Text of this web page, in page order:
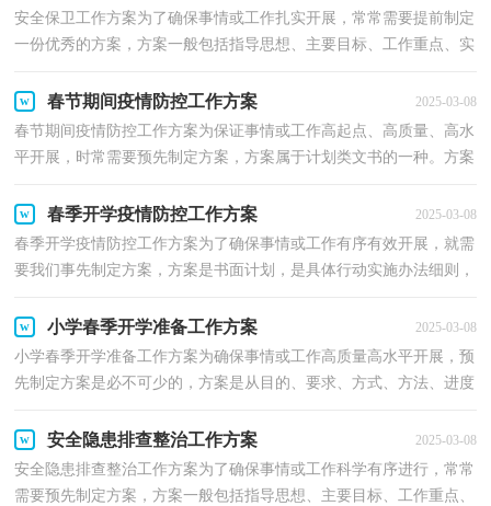
安全保卫工作方案为了确保事情或工作扎实开展，常常需要提前制定
一份优秀的方案，方案一般包括指导思想、主要目标、工作重点、实
春节期间疫情防控工作方案 2025-03-08
春节期间疫情防控工作方案为保证事情或工作高起点、高质量、高水
平开展，时常需要预先制定方案，方案属于计划类文书的一种。方案
春季开学疫情防控工作方案 2025-03-08
春季开学疫情防控工作方案为了确保事情或工作有序有效开展，就需
要我们事先制定方案，方案是书面计划，是具体行动实施办法细则，
小学春季开学准备工作方案 2025-03-08
小学春季开学准备工作方案为确保事情或工作高质量高水平开展，预
先制定方案是必不可少的，方案是从目的、要求、方式、方法、进度
安全隐患排查整治工作方案 2025-03-08
安全隐患排查整治工作方案为了确保事情或工作科学有序进行，常常
需要预先制定方案，方案一般包括指导思想、主要目标、工作重点、